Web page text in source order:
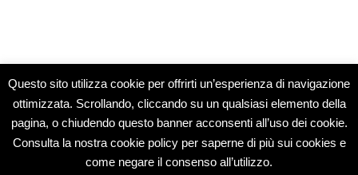
Studio Medico Montesarchio © 2015 -
Specialisti
Dermatologia e Medicina Estetica
Questo sito utilizza cookie per offrirti un’esperienza di navigazione
ottimizzata. Scrollando, cliccando su un qualsiasi elemento della
pagina, o chiudendo questo banner acconsenti all’uso dei cookie.
Consulta la nostra cookie policy per saperne di più sui cookies e
come negare il consenso all’utilizzo.